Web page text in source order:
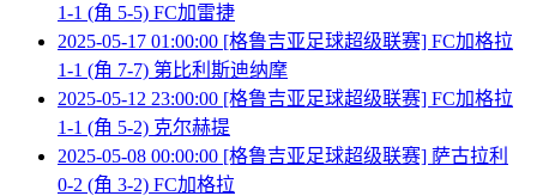
1-1 (角 5-5) FC加雷捷
2025-05-17 01:00:00 [格鲁吉亚足球超级联赛] FC加格拉
1-1 (角 7-7) 第比利斯迪纳摩
2025-05-12 23:00:00 [格鲁吉亚足球超级联赛] FC加格拉
1-1 (角 5-2) 克尔赫提
2025-05-08 00:00:00 [格鲁吉亚足球超级联赛] 萨古拉利
0-2 (角 3-2) FC加格拉